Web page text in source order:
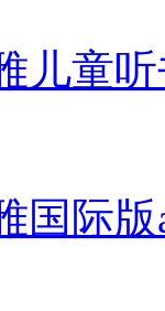
儿童
国际版